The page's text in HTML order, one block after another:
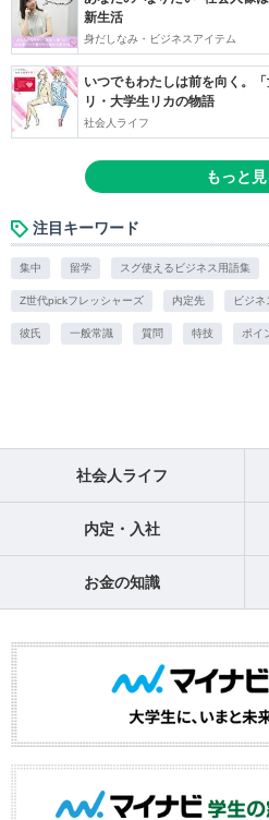
新生活
身だしなみ・ビジネスアイテム
いつでもわたしは前を向く。
リ・大学生リカの物語
社会人ライフ
もっと
注目キーワード
集中 留学 スグ使えるビジネス用語集
Z世代pickフレッシャーズ 内定先 ビジネ
彼氏 一般常識 質問 特技 ポイ
社会人ライフ
内定・入社
お金の知識